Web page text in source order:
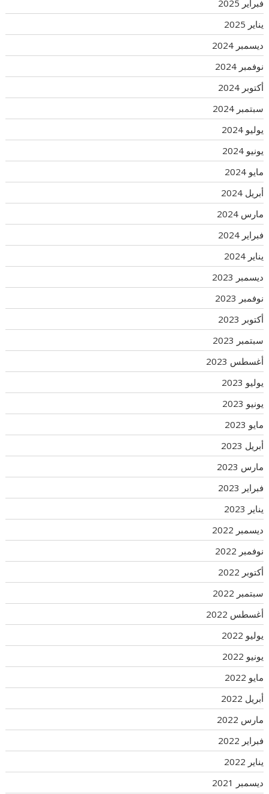
فبراير 2025
يناير 2025
ديسمبر 2024
نوفمبر 2024
أكتوبر 2024
سبتمبر 2024
يوليو 2024
يونيو 2024
مايو 2024
أبريل 2024
مارس 2024
فبراير 2024
يناير 2024
ديسمبر 2023
نوفمبر 2023
أكتوبر 2023
سبتمبر 2023
أغسطس 2023
يوليو 2023
يونيو 2023
مايو 2023
أبريل 2023
مارس 2023
فبراير 2023
يناير 2023
ديسمبر 2022
نوفمبر 2022
أكتوبر 2022
سبتمبر 2022
أغسطس 2022
يوليو 2022
يونيو 2022
مايو 2022
أبريل 2022
مارس 2022
فبراير 2022
يناير 2022
ديسمبر 2021